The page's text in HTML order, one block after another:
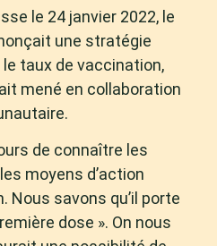
le 24 janvier 2022, le
une stratégie
taux de vaccination,
mené en collaboration
de connaître les
moyens d’action
Nous savons qu’il porte
dose ». On nous